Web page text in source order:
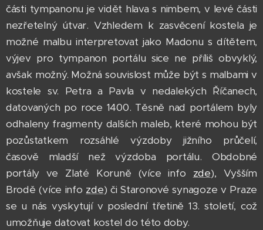
části tympanonu je vidět hlava s nimbem, v levé části
nezřetelný útvar. Vzhledem k zasvěcení kostela je
možné malbu interpretovat jako Madonu s dítětem,
výjev pro tympanon portálu sice ne příliš obvyklý,
avšak možný. Možná souvislost může být s malbami v
kostele sv. Petra a Pavla v nedalekých Říčanech,
datovaných po roce 1400. Těsně nad portálem byly
odhaleny fragmenty dalších maleb, které mohou být
pozůstatkem rozsáhlé výzdoby jižního průčelí,
časově mladší než výzdoba portálu. Obdobné
portály ve Zlaté Koruně (více info zde), Vyšším
Brodě (více info zde) či Staronové synagoze v Praze
se u nás vyskytují v poslední třetině 13. století, což
umožňuje datovat kostel do této doby.